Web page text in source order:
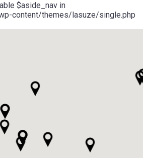
$aside_nav in
content/themes/lasuze/single.php